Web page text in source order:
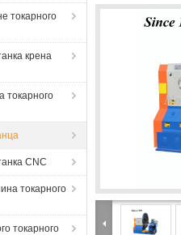
токарного
крена
токарного
CNC
токарного
токарного